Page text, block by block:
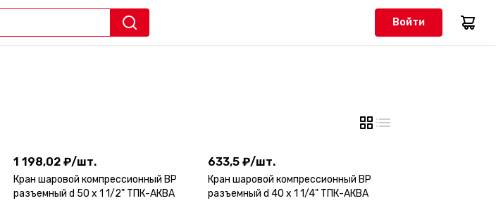
Войти
1 198,02 ₽/шт.
Кран шаровой компрессионный ВР
разъемный d 50 х 1 1/2" ТПК-АКВА
633,5 ₽/шт.
Кран шаровой компрессионный ВР
разъемный d 40 х 1 1/4" ТПК-АКВА